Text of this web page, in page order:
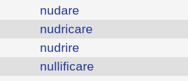
nudare
nudricare
nudrire
nullificare